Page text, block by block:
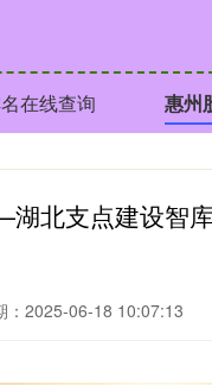
在线查询 惠州
北支点建设智
：2025-06-18 10:07:13